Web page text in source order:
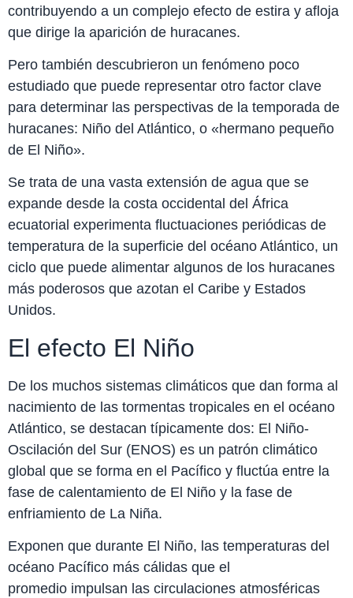
contribuyendo a un complejo efecto de estira y afloja
que dirige la aparición de huracanes.
Pero también descubrieron un fenómeno poco
estudiado que puede representar otro factor clave
para determinar las perspectivas de la temporada de
huracanes: Niño del Atlántico, o «hermano pequeño
de El Niño».
Se trata de una vasta extensión de agua que se
expande desde la costa occidental del África
ecuatorial experimenta fluctuaciones periódicas de
temperatura de la superficie del océano Atlántico, un
ciclo que puede alimentar algunos de los huracanes
más poderosos que azotan el Caribe y Estados
Unidos.
El efecto El Niño
De los muchos sistemas climáticos que dan forma al
nacimiento de las tormentas tropicales en el océano
Atlántico, se destacan típicamente dos: El Niño-
Oscilación del Sur (ENOS) es un patrón climático
global que se forma en el Pacífico y fluctúa entre la
fase de calentamiento de El Niño y la fase de
enfriamiento de La Niña.
Exponen que durante El Niño, las temperaturas del
océano Pacífico más cálidas que el
promedio impulsan las circulaciones atmosféricas